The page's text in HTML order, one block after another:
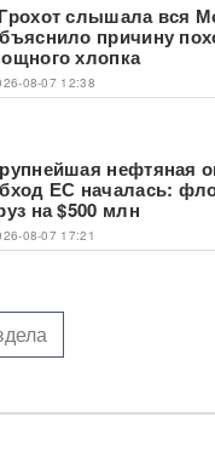
слышала вся
причину
хлопка
08-07 12:38
нефтяная
ЕС началась:
на $500 млн
08-07 17:21